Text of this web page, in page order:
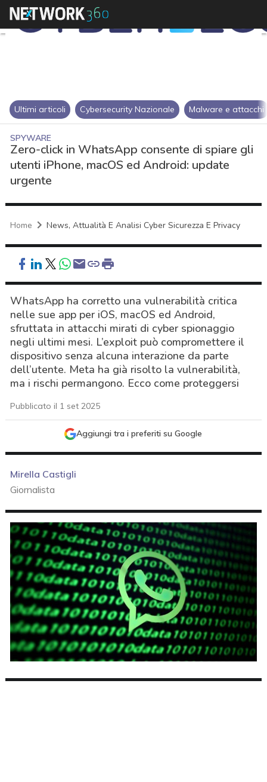
Ultimi articoli Cybersecurity Nazionale Malware e attacchi
SPYWARE
Zero-click in WhatsApp consente di spiare gli
utenti iPhone, macOS ed Android: update
urgente
Home News, Attualità E Analisi Cyber Sicurezza E Privacy
WhatsApp ha corretto una vulnerabilità critica
nelle sue app per iOS, macOS ed Android,
sfruttata in attacchi mirati di cyber spionaggio
negli ultimi mesi. L’exploit può compromettere il
dispositivo senza alcuna interazione da parte
dell’utente. Meta ha già risolto la vulnerabilità,
ma i rischi permangono. Ecco come proteggersi
Pubblicato il 1 set 2025
Aggiungi tra i preferiti su Google
Mirella Castigli
Giornalista